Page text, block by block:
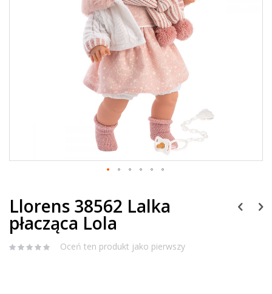
Llorens 38562 Lalka
płacząca Lola
Oceń ten produkt jako pierwszy